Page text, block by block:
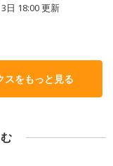
日 18:00更新
スをもっと見る